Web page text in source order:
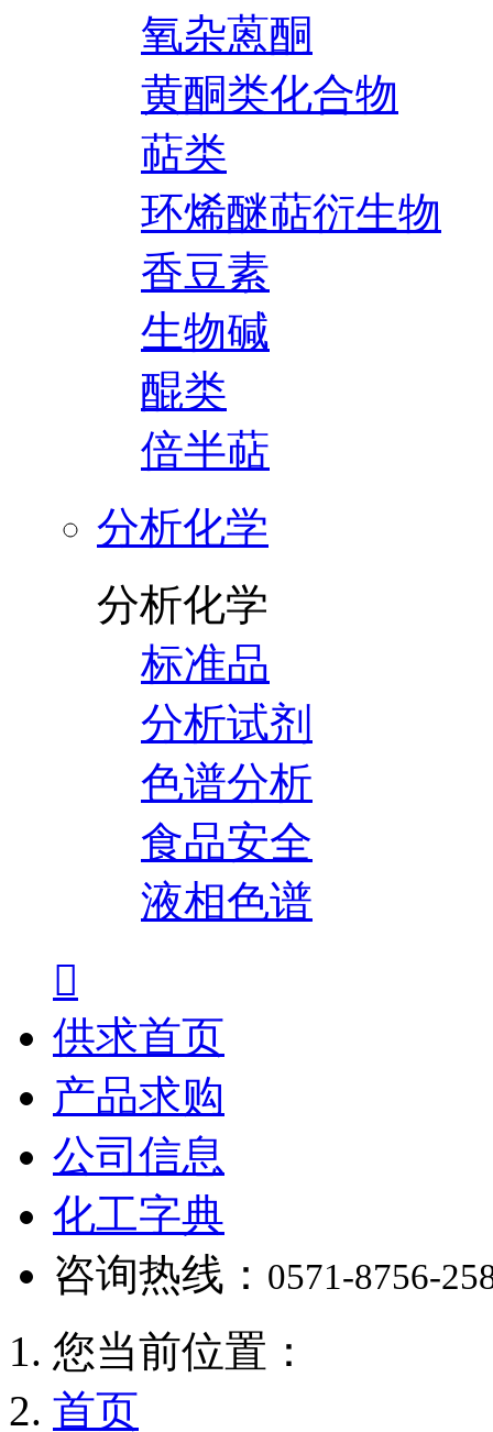
氧杂蒽酮
黄酮类化合物
萜类
环烯醚萜衍生物
香豆素
生物碱
醌类
倍半萜
分析化学
分析化学
标准品
分析试剂
色谱分析
食品安全
液相色谱

供求首页
产品求购
公司信息
化工字典
咨询热线： 0571-8756-
您当前位置：
首页